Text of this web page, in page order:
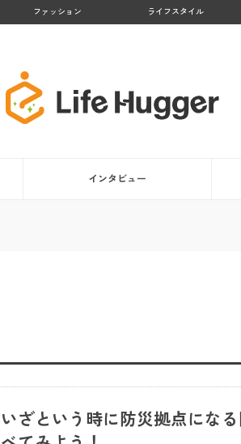
ファッション ライフスタイル
インタビュー
いざという時に防災拠点にな